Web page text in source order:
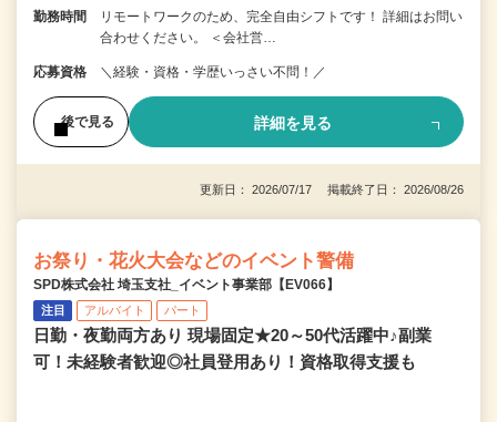
勤務時間
リモートワークのため、完全自由シフトです！ 詳細はお問い
合わせください。 ＜会社営…
応募資格 ＼経験・資格・学歴いっさい不問！／
後で見る 詳細を見る
更新日： 2026/07/17 掲載終了日： 2026/08/26
お祭り・花火大会などのイベント警備
SPD株式会社 埼玉支社_イベント事業部【EV066】
注目 アルバイト パート
日勤・夜勤両方あり 現場固定★20～50代活躍中♪副業
可！未経験者歓迎◎社員登用あり！資格取得支援も